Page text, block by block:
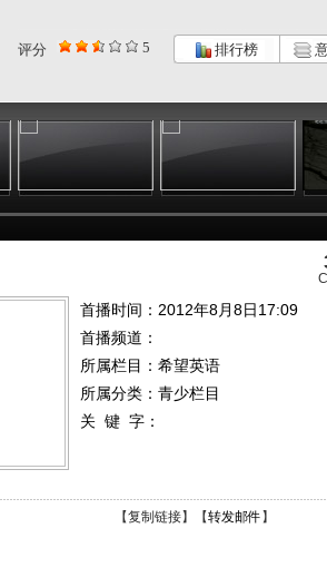
评分 5 排行榜
《希望英语...
24:54
GOGOG...
25:27
首播时间：2012年8月8日17:09
首播频道：
所属栏目： 希望英语
所属分类：青少栏目
关 键 字：
【复制链接】【转发邮件 】